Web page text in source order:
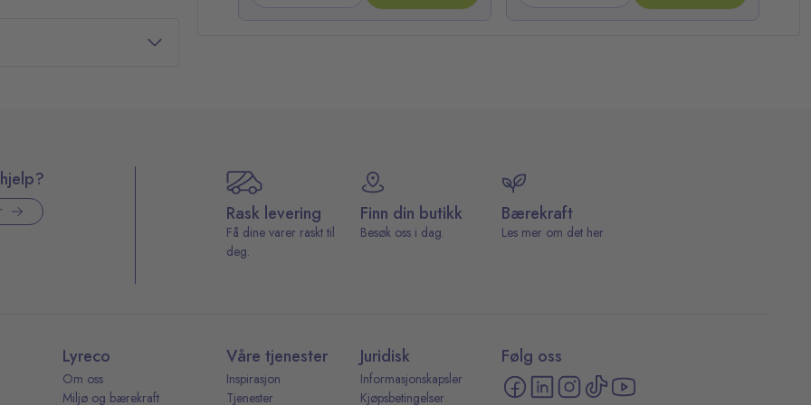
Rask levering
Få dine varer raskt til
deg.
Finn din butikk
Besøk oss i dag.
Bærekraft
Les mer om det her
Lyreco
Om oss
Miljø og bærekraft
Våre tjenester
Inspirasjon
Tjenester
Juridisk
Informasjonskapsler
Kjøpsbetingelser
Følg oss